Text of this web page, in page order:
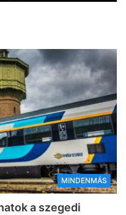
MINDENMÁS
a szegedi